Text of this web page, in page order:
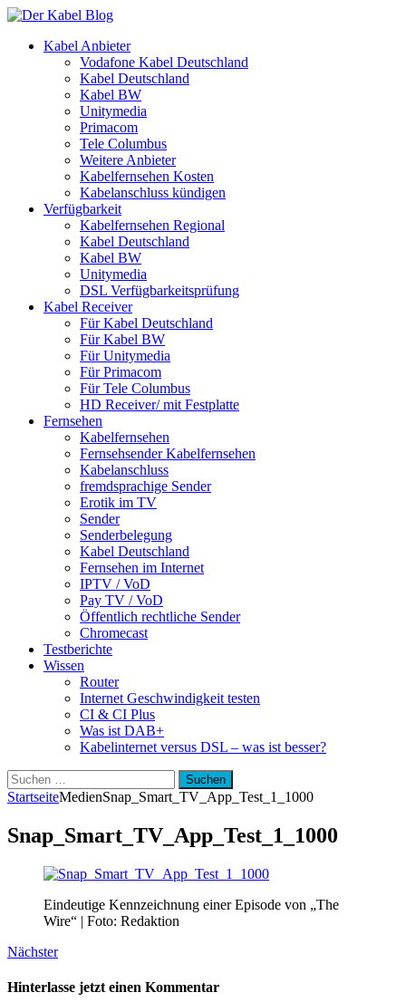
Kabel Anbieter
Vodafone Kabel Deutschland
Kabel Deutschland
Kabel BW
Unitymedia
Primacom
Tele Columbus
Weitere Anbieter
Kabelfernsehen Kosten
Kabelanschluss kündigen
Verfügbarkeit
Kabelfernsehen Regional
Kabel Deutschland
Kabel BW
Unitymedia
DSL Verfügbarkeitsprüfung
Kabel Receiver
Für Kabel Deutschland
Für Kabel BW
Für Unitymedia
Für Primacom
Für Tele Columbus
HD Receiver/ mit Festplatte
Fernsehen
Kabelfernsehen
Fernsehsender Kabelfernsehen
Kabelanschluss
fremdsprachige Sender
Erotik im TV
Sender
Senderbelegung
Kabel Deutschland
Fernsehen im Internet
IPTV / VoD
Pay TV / VoD
Öffentlich rechtliche Sender
Chromecast
Testberichte
Wissen
Router
Internet Geschwindigkeit testen
CI & CI Plus
Was ist DAB+
Kabelinternet versus DSL – was ist besser?
Suchen
nach:
StartseiteMedienSnap_Smart_TV_App_Test_1_1000
Snap_Smart_TV_App_Test_1_1000
Eindeutige Kennzeichnung einer Episode von „The
Wire“ | Foto: Redaktion
Nächster
Hinterlasse jetzt einen Kommentar